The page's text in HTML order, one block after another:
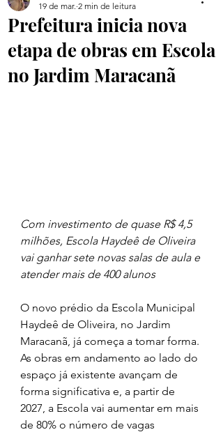
Prefeitura inicia nova
etapa de obras em Escola
no Jardim Maracanã
19 de mar. 2 min de leitura
Com investimento de quase R$ 4,5
milhões, Escola Haydeê de Oliveira
vai ganhar sete novas salas de aula e
atender mais de 400 alunos
O novo prédio da Escola Municipal
Haydeê de Oliveira, no Jardim
Maracanã, já começa a tomar forma.
As obras em andamento ao lado do
espaço já existente avançam de
forma significativa e, a partir de
2027, a Escola vai aumentar em mais
de 80% o número de vagas